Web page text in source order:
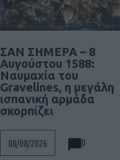
ΣΑΝ ΣΗΜΕΡΑ – 8
Αυγούστου 1588:
Ναυμαχία του
Gravelines, η μεγάλη
ισπανική αρμάδα
σκορπίζει
08/08/2026 0